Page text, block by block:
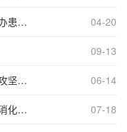
患教
04-20
09-13
坚志
06-14
化道
07-18